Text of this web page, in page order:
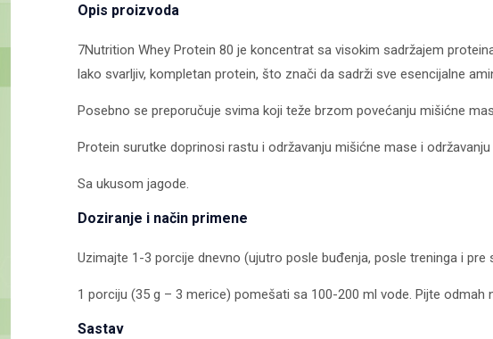
Opis proizvoda
7Nutrition Whey Protein 80 je koncentrat sa visokim sadržajem
lako svarljiv, kompletan protein, što znači da sadrži sve esencijalne
Posebno se preporučuje svima koji teže brzom povećanju mišićne
Protein surutke doprinosi rastu i održavanju mišićne mase i
Sa ukusom jagode.
Doziranje i način primene
Uzimajte 1-3 porcije dnevno (ujutro posle buđenja, posle treninga i pre
1 porciju (35 g – 3 merice) pomešati sa 100-200 ml vode. Pijte odmah
Sastav